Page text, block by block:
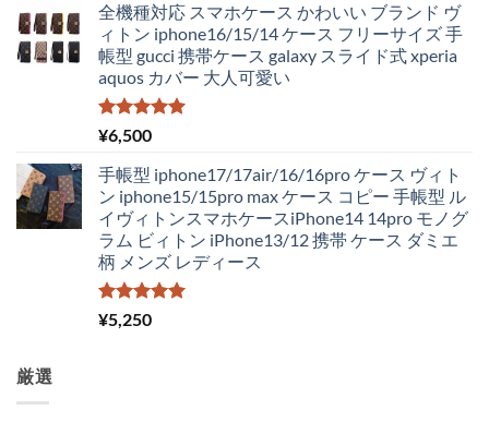
全機種対応 スマホケース かわいい ブランド ヴ
ィトン iphone16/15/14 ケース フリーサイズ 手
帳型 gucci 携帯ケース galaxy スライド式 xperia
aquos カバー 大人可愛い
5段階中
5.00
¥6,500
手帳型 iphone17/17air/16/16pro ケース ヴィト
ン iphone15/15pro max ケース コピー 手帳型 ル
イヴィトンスマホケースiPhone14 14pro モノグ
ラム ビィトン iPhone13/12 携帯 ケース ダミエ
柄 メンズ レディース
5段階中
5.00
¥5,250
厳選